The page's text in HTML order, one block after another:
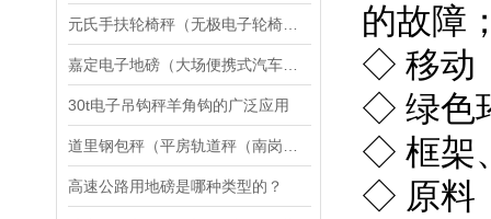
30t电子吊钩秤羊角钩的广泛应用
高速公路用地磅是哪种类型的？
的故障
◇ 移动
◇ 绿色
◇ 框架
◇ 原料